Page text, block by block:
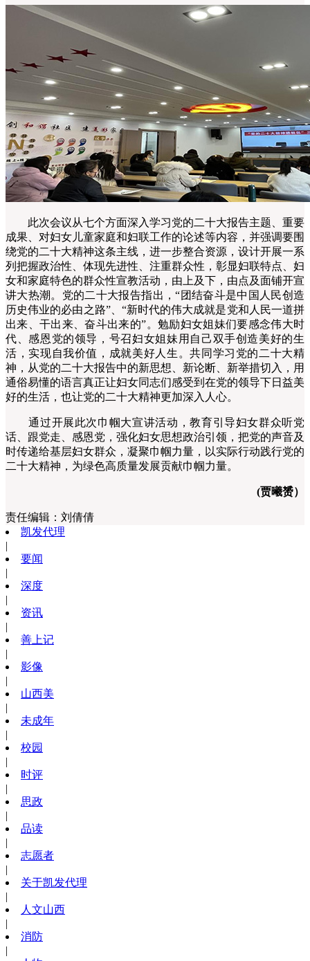
此次会议从七个方面深入学习党的二十大报告主题、重要
成果、对妇女儿童家庭和妇联工作的论述等内容，并强调要围
绕党的二十大精神这条主线，进一步整合资源，设计开展一系
列把握政治性、体现先进性、注重群众性，彰显妇联特点、妇
女和家庭特色的群众性宣教活动，由上及下，由点及面铺开宣
讲大热潮。党的二十大报告指出，“团结奋斗是中国人民创造
历史伟业的必由之路”、“新时代的伟大成就是党和人民一道拼
出来、干出来、奋斗出来的”。勉励妇女姐妹们要感念伟大时
代、感恩党的领导，号召妇女姐妹用自己双手创造美好的生
活，实现自我价值，成就美好人生。共同学习党的二十大精
神，从党的二十大报告中的新思想、新论断、新举措切入，用
通俗易懂的语言真正让妇女同志们感受到在党的领导下日益美
好的生活，也让党的二十大精神更加深入人心。
通过开展此次巾帼大宣讲活动，教育引导妇女群众听党
话、跟党走、感恩党，强化妇女思想政治引领，把党的声音及
时传递给基层妇女群众，凝聚巾帼力量，以实际行动践行党的
二十大精神，为绿色高质量发展贡献巾帼力量。
(贾曦赟）
责任编辑： 刘倩倩
凯发代理
|
要闻
|
深度
|
资讯
|
善上记
|
影像
|
山西美
|
未成年
|
校园
|
时评
|
思政
|
品读
|
志愿者
|
关于凯发代理
|
人文山西
|
消防
|